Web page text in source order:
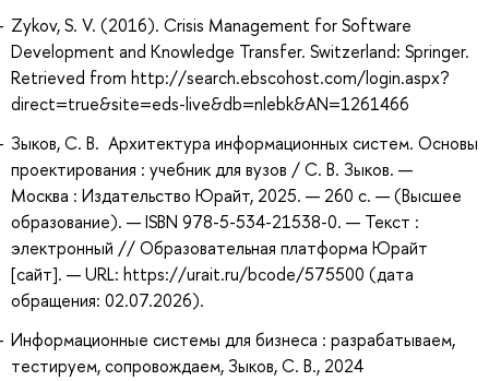
Zykov, S. V. (2016). Crisis Management for Software
Development and Knowledge Transfer. Switzerland: Springer.
Retrieved from http://search.ebscohost.com/login.aspx?
direct=true&site=eds-live&db=nlebk&AN=1261466
Зыков, С. В. Архитектура информационных систем. Основы
проектирования : учебник для вузов / С. В. Зыков. —
Москва : Издательство Юрайт, 2025. — 260 с. — (Высшее
образование). — ISBN 978-5-534-21538-0. — Текст :
электронный // Образовательная платформа Юрайт
[сайт]. — URL: https://urait.ru/bcode/575500 (дата
обращения: 02.07.2026).
Информационные системы для бизнеса : разрабатываем,
тестируем, сопровождаем, Зыков, С. В., 2024